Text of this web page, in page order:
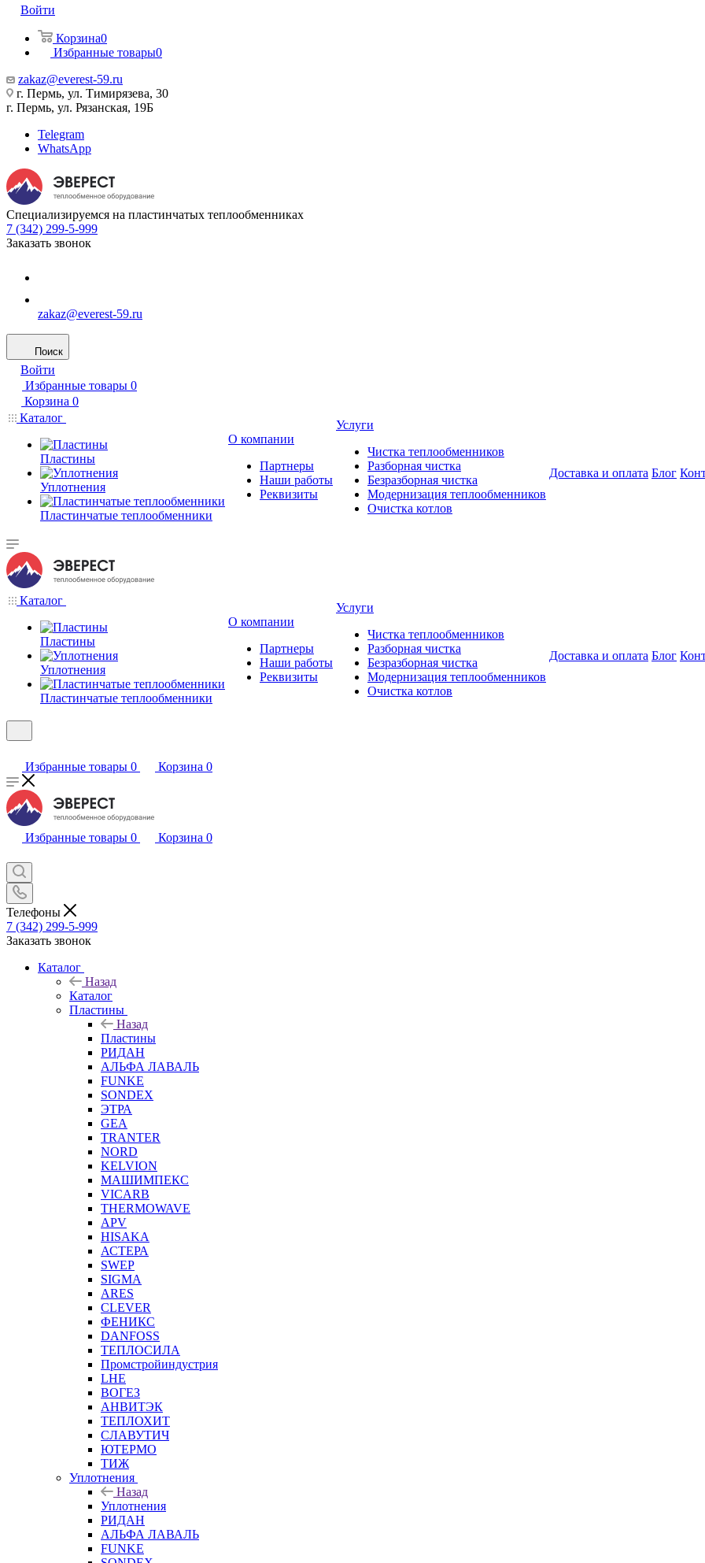
Войти
Корзина0
Избранные товары0
zakaz@everest-59.ru
г. Пермь, ул. Тимирязева, 30
г. Пермь, ул. Рязанская, 19Б
Telegram
WhatsApp
Специализируемся на пластинчатых теплообменниках
7 (342) 299-5-999
Заказать звонок
zakaz@everest-59.ru
Поиск
Войти
Избранные товары 0
Корзина 0
Каталог
Пластины
Уплотнения
Пластинчатые теплообменники
О компании
Партнеры
Наши работы
Реквизиты
Услуги
Чистка теплообменников
Разборная чистка
Безразборная чистка
Модернизация теплообменников
Очистка котлов
Доставка и оплата Блог
Каталог
Пластины
Уплотнения
Пластинчатые теплообменники
О компании
Партнеры
Наши работы
Реквизиты
Услуги
Чистка теплообменников
Разборная чистка
Безразборная чистка
Модернизация теплообменников
Очистка котлов
Доставка и оплата Блог
Избранные товары 0 Корзина 0
Избранные товары 0 Корзина 0
Телефоны
7 (342) 299-5-999
Заказать звонок
Каталог
Назад
Каталог
Пластины
Назад
Пластины
РИДАН
АЛЬФА ЛАВАЛЬ
FUNKE
SONDEX
ЭТРА
GEA
TRANTER
NORD
KELVION
МАШИМПЕКС
VICARB
THERMOWAVE
APV
HISAKA
АСТЕРА
SWEP
SIGMA
ARES
CLEVER
ФЕНИКС
DANFOSS
ТЕПЛОСИЛА
Промстройиндустрия
LHE
ВОГЕЗ
АНВИТЭК
ТЕПЛОХИТ
СЛАВУТИЧ
ЮТЕРМО
ТИЖ
Уплотнения
Назад
Уплотнения
РИДАН
АЛЬФА ЛАВАЛЬ
FUNKE